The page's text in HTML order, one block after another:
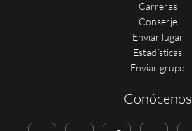
Carreras
Conserje
Enviar lugar
Estadísticas
Enviar grupo
Conócenos